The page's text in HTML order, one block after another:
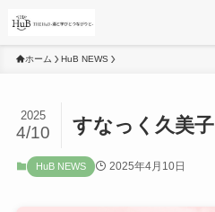
ホーム HuB NEWS
すなっく久美子
2025
4/10
HuB NEWS 2025年4月10日